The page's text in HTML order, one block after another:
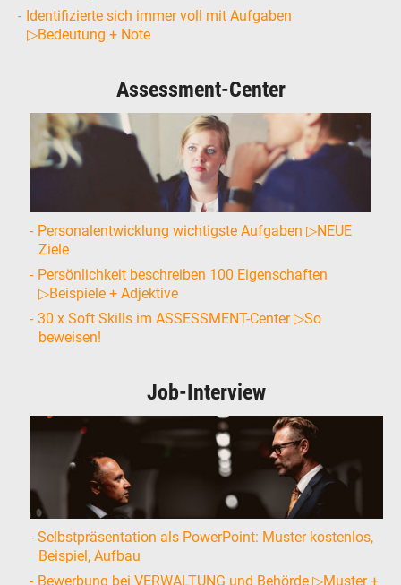
Identifizierte sich immer voll mit Aufgaben
▷Bedeutung + Note
Assessment-Center
Personalentwicklung wichtigste Aufgaben ▷NEUE
Ziele
Persönlichkeit beschreiben 100 Eigenschaften
▷Beispiele + Adjektive
30 x Soft Skills im ASSESSMENT-Center ▷So
beweisen!
Job-Interview
Selbstpräsentation als PowerPoint: Muster kostenlos,
Beispiel, Aufbau
Bewerbung bei VERWALTUNG und Behörde ▷Muster +